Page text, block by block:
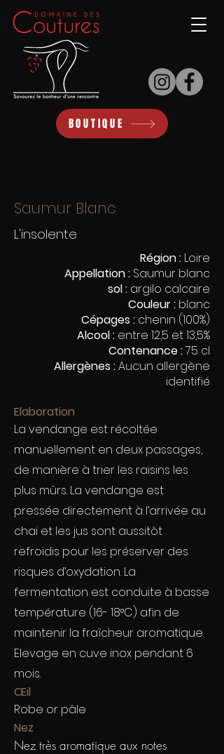
BOUTIQUE
Saumur Blanc
L'insolente
Région : Loire
Appellation : Saumur blanc
sol : argilo calcaire
Couleur : blanc
Cépages : chenin (100%)
Alcool : entre 12,5 et 13,5%
Contenance :75 cl
Allergènes :Aucun allergène
identifié
Elaboration
La vendange est récoltée
manuellement en deux passages,
de manière à trier les raisins les
plus mûrs. La vendange est
pressée directement à l’arrivée au
chai et les jus sont aussitôt
refroidis pour les préserver des
risques d’oxydation. La
fermentation est conduite à basse
température (16- 18°C) afin de
maintenir la fraîcheur aromatique.
Elevage en cuve inox pendant 6
mois.
Œil
Robe or pâle
Nez
Nez très aromatique aux notes